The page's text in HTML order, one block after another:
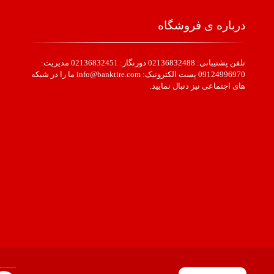
درباره ی فروشگاه
تلفن پشتیبانی: 02136832488 دورنگار: 02136832451 مدیریت:
09124996970 پست الکترونیک: info@banktire.com ما را در شبکه
های اجتماعی نیز دنبال نمایید.